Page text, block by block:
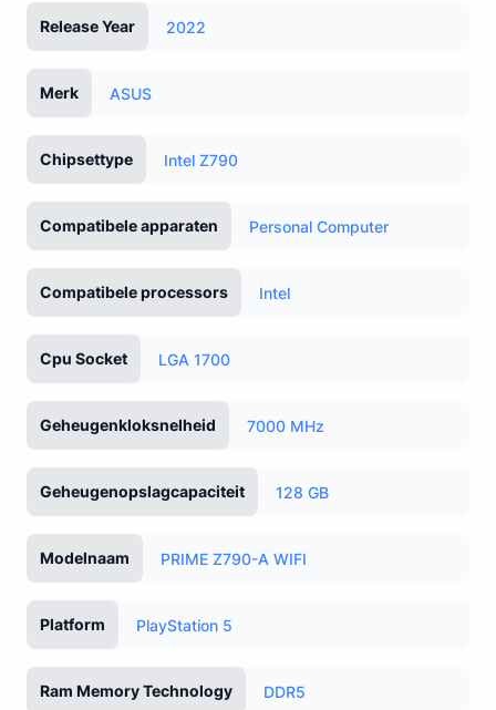
Release Year 2022
Merk ASUS
Chipsettype Intel Z790
Compatibele apparaten Personal Computer
Compatibele processors Intel
Cpu Socket LGA 1700
Geheugenkloksnelheid 7000 MHz
Geheugenopslagcapaciteit 128 GB
Modelnaam PRIME Z790-A WIFI
Platform PlayStation 5
Ram Memory Technology DDR5